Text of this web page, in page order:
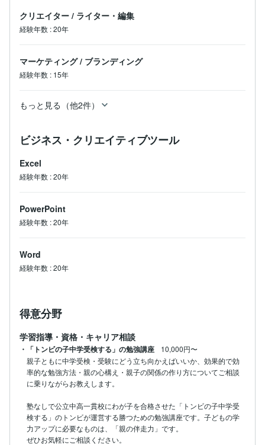
クリエイター / ライター・編集
経験年数 :20年
マーケティング / ブランディング
経験年数 : 15年
もっと見る（他2件）
ビジネス・クリエイティブツール
Excel
経験年数 :20年
PowerPoint
経験年数 :20年
Word
経験年数 :20年
得意分野
学習指導・資格・キャリア相談
・「トンビの子中学受検する」の勉強講座
10,000円〜
親子ともに中学受検・受験にどう立ち向かえばいいか、効果的で効
率的な勉強方法・親の心構え・親子の関係の作り方についてご相談
に乗りながらお教えします。
塾なしで公立中高一貫校にわが子を合格させた「トンビの子中学受
検する」のトンビが運営する勝つための勉強講座です。子どもの学
力アップに必要なものは、「親の伴走力」です。
ぜひお気軽にご相談ください。